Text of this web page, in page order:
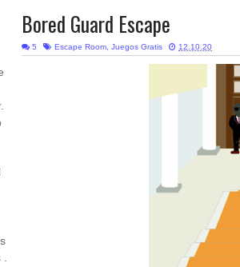
Bored Guard Escape
5 Escape Room Juegos Gratis 12.10.20
.